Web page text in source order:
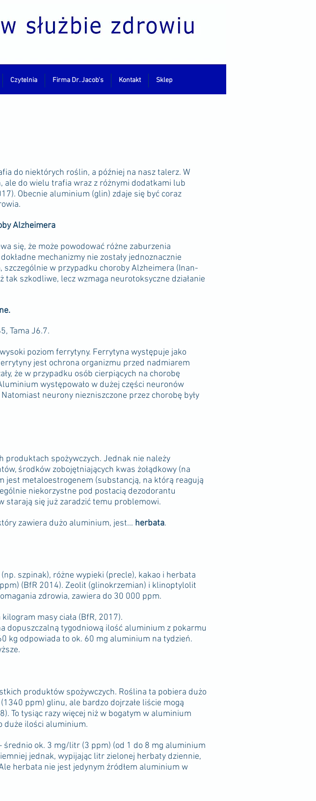
Czytelnia Firma Dr. Jacob's Kontakt Sklep
do niektórych roślin, a później na nasz talerz. W
do wielu trafia wraz z różnymi dodatkami lub
Obecnie aluminium (glin) zdaje się być coraz
Alzheimera
się, że może powodować różne zaburzenia
mechanizmy nie zostały jednoznacznie
w przypadku choroby Alzheimera (Inan-
szkodliwe, lecz wzmaga neurotoksyczne działanie
Tama J6.7.
poziom ferrytyny. Ferrytyna występuje jako
jest ochrona organizmu przed nadmiarem
że w przypadku osób cierpiących na chorobę
występowało w dużej części neuronów
neurony niezniszczone przez chorobę były
spożywczych. Jednak nie należy
środków zobojętniających kwas żołądkowy (na
jest metaloestrogenem (substancją, na którą reagują
niekorzystne pod postacią dezodorantu
starają się już zaradzić temu problemowi.
zawiera dużo aluminium, jest... herbata.
szpinak), różne wypieki (precle), kakao i herbata
(BfR 2014). Zeolit (glinokrzemian) i klinoptylolit
zdrowia, zawiera do 30 000 ppm.
masy ciała (BfR, 2017).
dopuszczalną tygodniową ilość aluminium z pokarmu
kg odpowiada to ok. 60 mg aluminium na tydzień.
produktów spożywczych. Roślina ta pobiera dużo
ppm) glinu, ale bardzo dojrzałe liście mogą
To tysiąc razy więcej niż w bogatym w aluminium
duże ilości aluminium.
ok. 3 mg/litr (3 ppm) (od 1 do 8 mg aluminium
jednak, wypijając litr zielonej herbaty dziennie,
herbata nie jest jedynym źródłem aluminium w